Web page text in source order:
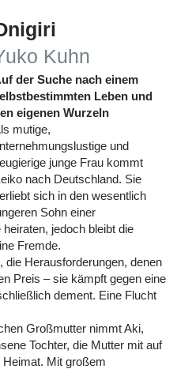
Kuhn
der Suche nach einem
Leben und
eigenen Wurzeln
mutige,
und
junge Frau kommt
nach Deutschland. Sie
sich in den wesentlich
Sohn einer
jedoch bleibt die
Fremde.
die Herausforderungen, denen
Preis – sie kämpft gegen eine
dement. Eine Flucht
Großmutter nimmt Aki,
Tochter, die Mutter mit auf
Heimat. Mit großem